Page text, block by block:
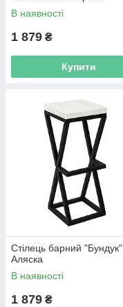
В наявності
1 879 ₴
Купити
Стілець барний "Бундук"
Аляска
В наявності
1 879 ₴